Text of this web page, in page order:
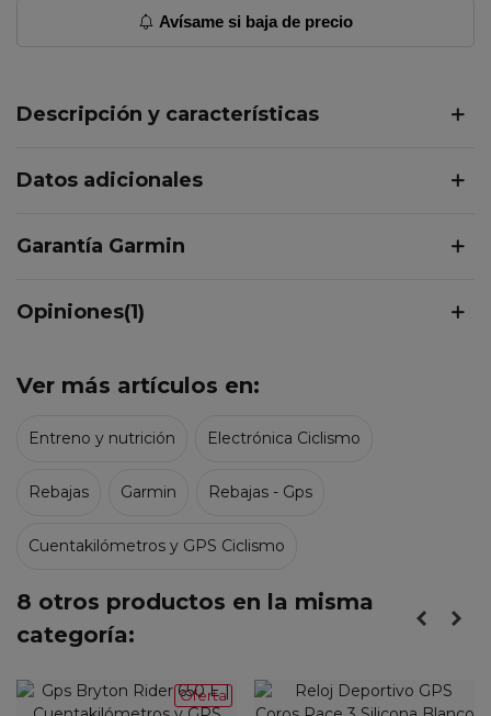
Avísame si baja de precio
Descripción y características
Datos adicionales
Garantía Garmin
Opiniones(1)
Ver más artículos en:
Entreno y nutrición Electrónica Ciclismo
Rebajas Garmin Rebajas - Gps
Cuentakilómetros y GPS Ciclismo
8 otros productos en la misma
categoría:
Oferta